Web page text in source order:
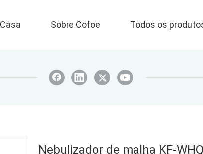
Casa Sobre Cofoe Todos os
Nebulizador de malha KF-